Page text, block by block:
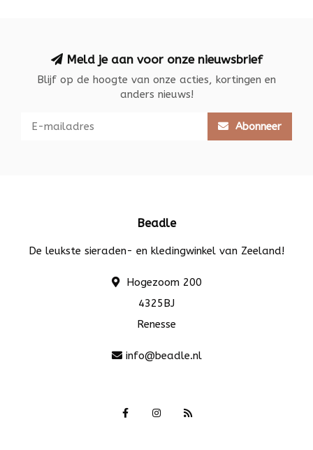
Meld je aan voor onze nieuwsbrief
Blijf op de hoogte van onze acties, kortingen en
anders nieuws!
Abonneer
Beadle
De leukste sieraden- en kledingwinkel van Zeeland!
Hogezoom 200
4325BJ
Renesse
info@beadle.nl